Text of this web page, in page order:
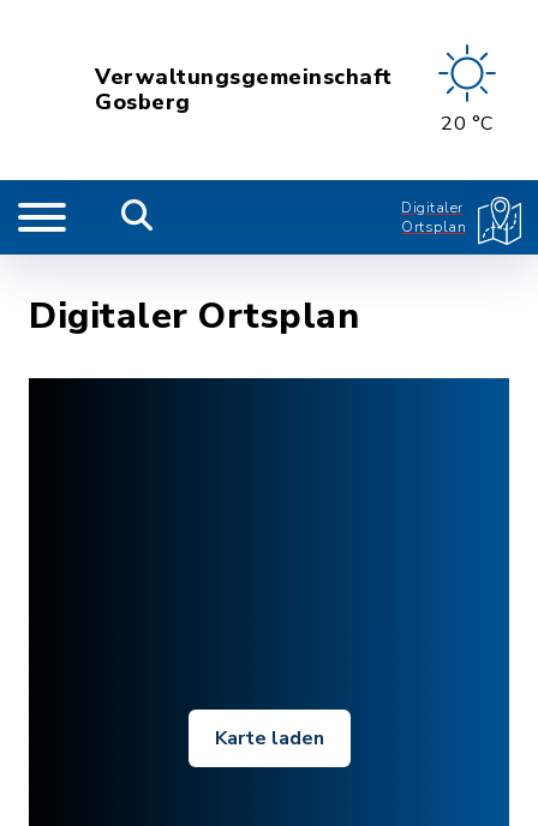
Verwaltungsgemeinschaft
Gosberg
20 °C
Digitaler
Ortsplan
Digitaler Ortsplan
Karte laden